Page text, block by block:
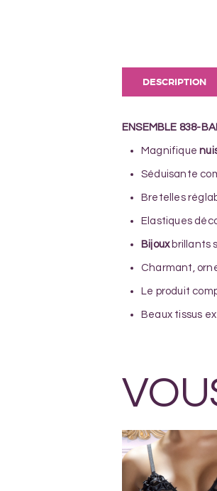
DESCRIPTION
ENSEMBLE 838-
Magnifique
Séduisante
Bretelles
Elastiques
Bijouxbrillants
Charmant,
Le produit
Beaux tissus